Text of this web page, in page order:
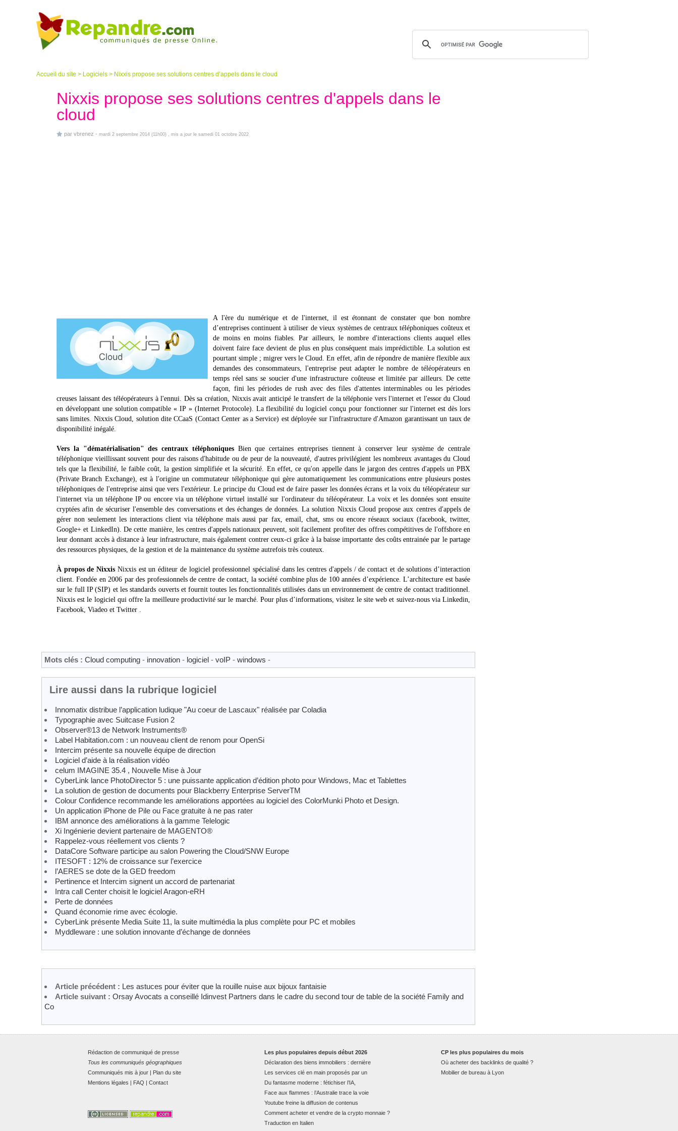
Accueil du site > Logiciels > Nixxis propose ses solutions centres d’appels dans le cloud
Nixxis propose ses solutions centres d'appels dans le
cloud
par vbrenez - mardi 2 septembre 2014 (11h00) , mis a jour le samedi 01 octobre 2022
A l'ère du numérique et de l'internet, il est étonnant de constater que bon nombre
d’entreprises continuent à utiliser de vieux systèmes de centraux téléphoniques coûteux et
de moins en moins fiables. Par ailleurs, le nombre d'interactions clients auquel elles
doivent faire face devient de plus en plus conséquent mais imprédictible. La solution est
pourtant simple ; migrer vers le Cloud. En effet, afin de répondre de manière flexible aux
demandes des consommateurs, l'entreprise peut adapter le nombre de téléopérateurs en
temps réel sans se soucier d'une infrastructure coûteuse et limitée par ailleurs. De cette
façon, fini les périodes de rush avec des files d'attentes interminables ou les périodes
creuses laissant des téléopérateurs à l'ennui. Dès sa création, Nixxis avait anticipé le transfert de la téléphonie vers l'internet et l'essor du Cloud
en développant une solution compatible « IP » (Internet Protocole). La flexibilité du logiciel conçu pour fonctionner sur l'internet est dès lors
sans limites. Nixxis Cloud, solution dite CCaaS (Contact Center as a Service) est déployée sur l'infrastructure d'Amazon garantissant un taux de
disponibilité inégalé.
Vers la "dématérialisation" des centraux téléphoniquesBien que certaines entreprises tiennent à conserver leur système de centrale
téléphonique vieillissant souvent pour des raisons d'habitude ou de peur de la nouveauté, d'autres privilégient les nombreux avantages du Cloud
tels que la flexibilité, le faible coût, la gestion simplifiée et la sécurité. En effet, ce qu'on appelle dans le jargon des centres d'appels un PBX
(Private Branch Exchange), est à l'origine un commutateur téléphonique qui gère automatiquement les communications entre plusieurs postes
téléphoniques de l'entreprise ainsi que vers l'extérieur. Le principe du Cloud est de faire passer les données écrans et la voix du téléopérateur sur
l'internet via un téléphone IP ou encore via un téléphone virtuel installé sur l'ordinateur du téléopérateur. La voix et les données sont ensuite
cryptées afin de sécuriser l'ensemble des conversations et des échanges de données. La solution Nixxis Cloud propose aux centres d'appels de
gérer non seulement les interactions client via téléphone mais aussi par fax, email, chat, sms ou encore réseaux sociaux (facebook, twitter,
Google+ et LinkedIn). De cette manière, les centres d'appels nationaux peuvent, soit facilement profiter des offres compétitives de l'offshore en
leur donnant accès à distance à leur infrastructure, mais également contrer ceux-ci grâce à la baisse importante des coûts entrainée par le partage
des ressources physiques, de la gestion et de la maintenance du système autrefois très couteux.
À propos de Nixxis Nixxis est un éditeur de logiciel professionnel spécialisé dans les centres d'appels / de contact et de solutions d’interaction
client. Fondée en 2006 par des professionnels de centre de contact, la société combine plus de 100 années d’expérience. L’architecture est basée
sur le full IP (SIP) et les standards ouverts et fournit toutes les fonctionnalités utilisées dans un environnement de centre de contact traditionnel.
Nixxis est le logiciel qui offre la meilleure productivité sur le marché. Pour plus d’informations, visitez le site web et suivez-nous via Linkedin,
Facebook, Viadeo et Twitter .
Mots clés : Cloud computing - innovation - logiciel - voIP - windows -
Lire aussi dans la rubrique logiciel
Innomatix distribue l’application ludique "Au coeur de Lascaux" réalisée par Coladia
Typographie avec Suitcase Fusion 2
Observer®13 de Network Instruments®
Label Habitation.com : un nouveau client de renom pour OpenSi
Intercim présente sa nouvelle équipe de direction
Logiciel d’aide à la réalisation vidéo
celum IMAGINE 35.4 , Nouvelle Mise à Jour
CyberLink lance PhotoDirector 5 : une puissante application d’édition photo pour Windows, Mac et Tablettes
La solution de gestion de documents pour Blackberry Enterprise ServerTM
Colour Confidence recommande les améliorations apportées au logiciel des ColorMunki Photo et Design.
Un application iPhone de Pile ou Face gratuite à ne pas rater
IBM annonce des améliorations à la gamme Telelogic
Xi Ingénierie devient partenaire de MAGENTO®
Rappelez-vous réellement vos clients ?
DataCore Software participe au salon Powering the Cloud/SNW Europe
ITESOFT : 12% de croissance sur l’exercice
l’AERES se dote de la GED freedom
Pertinence et Intercim signent un accord de partenariat
Intra call Center choisit le logiciel Aragon-eRH
Perte de données
Quand économie rime avec écologie.
CyberLink présente Media Suite 11, la suite multimédia la plus complète pour PC et mobiles
Myddleware : une solution innovante d’échange de données
Article précédent : Les astuces pour éviter que la rouille nuise aux bijoux fantaisie
Article suivant : Orsay Avocats a conseillé Idinvest Partners dans le cadre du second tour de table de la société Family and
Co
Rédaction de communiqué de presse
Tous les communiqués géographiques
Communiqués mis à jour | Plan du site
Mentions légales | FAQ | Contact
CP les plus populaires du mois
Où acheter des backlinks de qualité ?
Mobilier de bureau à Lyon
Les plus populaires depuis début 2026
Déclaration des biens immobiliers : dernière
Les services clé en main proposés par un
Du fantasme moderne : fétichiser l’IA,
Face aux flammes : l’Australie trace la voie
Youtube freine la diffusion de contenus
Comment acheter et vendre de la crypto monnaie ?
Traduction en Italien